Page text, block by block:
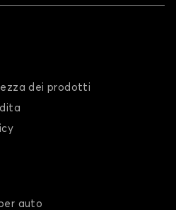
dei prodotti
auto